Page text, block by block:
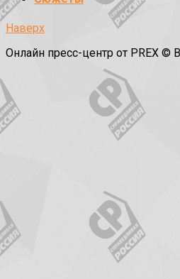
Наверх
Онлайн пресс-центр от PREX ©